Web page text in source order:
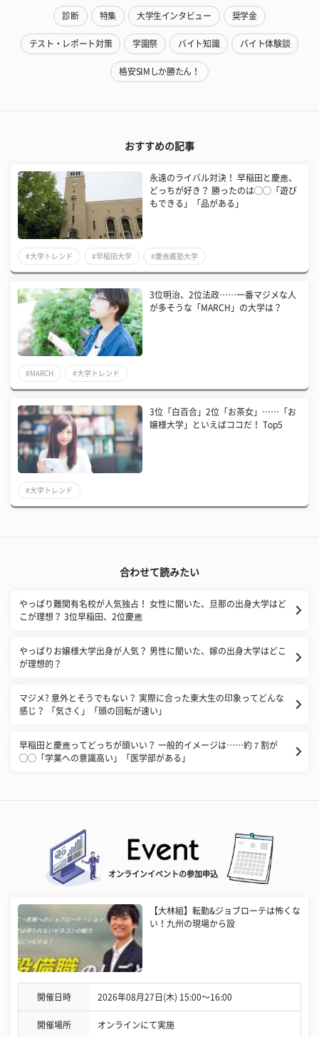
診断 特集 大学生インタビュー 奨学金
テスト・レポート対策 学園祭 バイト知識 バイト体験談
格安SIMしか勝たん！
おすすめの記事
永遠のライバル対決！ 早稲田と慶應、
どっちが好き？ 勝ったのは◯◯「遊び
もできる」「品がある」
#大学トレンド #早稲田大学 #慶應義塾大学
3位明治、2位法政……一番マジメな人
が多そうな「MARCH」の大学は？
#MARCH #大学トレンド
3位「白百合」2位「お茶女」……「お
嬢様大学」といえばココだ！ Top5
#大学トレンド
合わせて読みたい
やっぱり難関有名校が人気独占！ 女性に聞いた、旦那の出身大学はど
こが理想？ 3位早稲田、2位慶應
やっぱりお嬢様大学出身が人気？ 男性に聞いた、嫁の出身大学はどこ
が理想的？
マジメ? 意外とそうでもない？ 実際に合った東大生の印象ってどんな
感じ？ 「気さく」「頭の回転が速い」
早稲田と慶應ってどっちが頭いい？ 一般的イメージは……約７割が
◯◯「学業への意識高い」「医学部がある」
オンラインイベントの参加申込
【大林組】転勤&ジョブローテは怖くな
い！九州の現場から設
開催日時 2026年08月27日(木) 15:00〜16:00
開催場所 オンラインにて実施